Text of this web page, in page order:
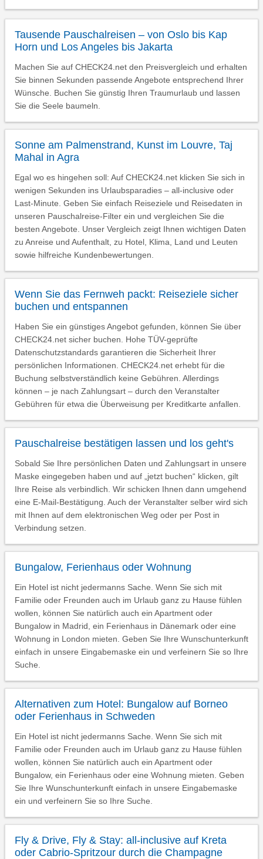
Tausende Pauschalreisen – von Oslo bis Kap
Horn und Los Angeles bis Jakarta
Machen Sie auf CHECK24.net den Preisvergleich und erhalten
Sie binnen Sekunden passende Angebote entsprechend Ihrer
Wünsche. Buchen Sie günstig Ihren Traumurlaub und lassen
Sie die Seele baumeln.
Sonne am Palmenstrand, Kunst im Louvre, Taj
Mahal in Agra
Egal wo es hingehen soll: Auf CHECK24.net klicken Sie sich in
wenigen Sekunden ins Urlaubsparadies – all-inclusive oder
Last-Minute. Geben Sie einfach Reiseziele und Reisedaten in
unseren Pauschalreise-Filter ein und vergleichen Sie die
besten Angebote. Unser Vergleich zeigt Ihnen wichtigen Daten
zu Anreise und Aufenthalt, zu Hotel, Klima, Land und Leuten
sowie hilfreiche Kundenbewertungen.
Wenn Sie das Fernweh packt: Reiseziele sicher
buchen und entspannen
Haben Sie ein günstiges Angebot gefunden, können Sie über
CHECK24.net sicher buchen. Hohe TÜV-geprüfte
Datenschutzstandards garantieren die Sicherheit Ihrer
persönlichen Informationen. CHECK24.net erhebt für die
Buchung selbstverständlich keine Gebühren. Allerdings
können – je nach Zahlungsart – durch den Veranstalter
Gebühren für etwa die Überweisung per Kreditkarte anfallen.
Pauschalreise bestätigen lassen und los geht's
Sobald Sie Ihre persönlichen Daten und Zahlungsart in unsere
Maske eingegeben haben und auf „jetzt buchen“ klicken, gilt
Ihre Reise als verbindlich. Wir schicken Ihnen dann umgehend
eine E-Mail-Bestätigung. Auch der Veranstalter selber wird sich
mit Ihnen auf dem elektronischen Weg oder per Post in
Verbindung setzen.
Bungalow, Ferienhaus oder Wohnung
Ein Hotel ist nicht jedermanns Sache. Wenn Sie sich mit
Familie oder Freunden auch im Urlaub ganz zu Hause fühlen
wollen, können Sie natürlich auch ein Apartment oder
Bungalow in Madrid, ein Ferienhaus in Dänemark oder eine
Wohnung in London mieten. Geben Sie Ihre Wunschunterkunft
einfach in unsere Eingabemaske ein und verfeinern Sie so Ihre
Suche.
Alternativen zum Hotel: Bungalow auf Borneo
oder Ferienhaus in Schweden
Ein Hotel ist nicht jedermanns Sache. Wenn Sie sich mit
Familie oder Freunden auch im Urlaub ganz zu Hause fühlen
wollen, können Sie natürlich auch ein Apartment oder
Bungalow, ein Ferienhaus oder eine Wohnung mieten. Geben
Sie Ihre Wunschunterkunft einfach in unsere Eingabemaske
ein und verfeinern Sie so Ihre Suche.
Fly & Drive, Fly & Stay: all-inclusive auf Kreta
oder Cabrio-Spritzour durch die Champagne